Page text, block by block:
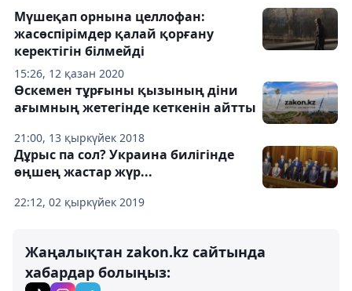
15:26, 12 қазан 2020
Мүшеқап орнына целлофан:
жасөспірімдер қалай қорғану
керектігін білмейді
21:00, 13 қыркүйек 2018
Өскемен тұрғыны қызының діни
ағымның жетегінде кеткенін айтты
22:12, 02 қыркүйек 2019
Дұрыс па сол? Украина билігінде
өңшең жастар жүр...
Жаңалықтан zakon.kz сайтында
хабардар болыңыз: